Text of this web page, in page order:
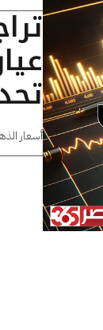
تحديث
أسعار